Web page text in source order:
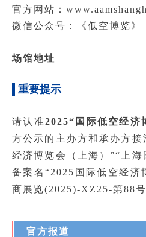
官方网站：
微信公众号：《低空博览》
场馆地址
重要提示
请认准2025“国际低空经济
方公示的主办方和承办方接
经济博览会（上海）”“上海
备案名“2025国际低空经济
商展览(2025)-XZ25-第88号
官方报道